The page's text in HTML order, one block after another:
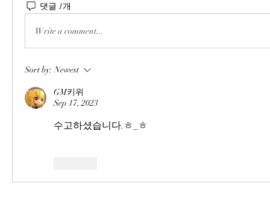
댓글 1개
Write a comment...
Sort by: Newest
GM키위
Sep 17, 2023
수고하셨습니다.ㅎ_ㅎ